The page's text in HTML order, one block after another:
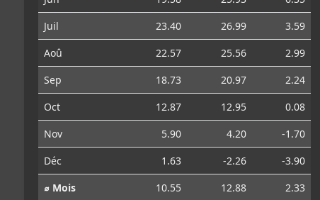
Juil
23.40 26.99
3.59
Aoû
22.57 25.56
2.99
Sep
18.73 20.97
2.24
Oct
12.87 12.95
0.08
Nov
5.90 4.20
-1.70
Déc
1.63 -2.26
-3.90
⌀ Mois
10.55 12.88 2.33